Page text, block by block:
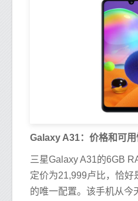
Galaxy A31：价格和可用
三星Galaxy A31的6GB
定价为21,999卢比，恰好
的唯一配置。该手机从今